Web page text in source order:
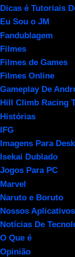
Dicas é Tutoriais
Eu Sou o JM
Fandublagem
Filmes
Filmes de Games
Filmes Online
Gameplay De
Hill Climb Racing
Histórias
IFG
Imagens Para
Isekai Dublado
Jogos Para PC
Marvel
Naruto e Boruto
Nossos
Notícias De
O Que é
Opinião